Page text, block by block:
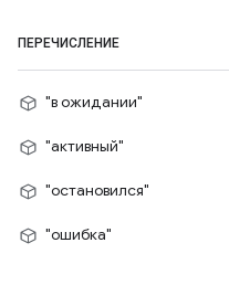
ПЕРЕЧИСЛЕНИЕ
"в ожидании"
"активный"
"остановился"
"ошибка"